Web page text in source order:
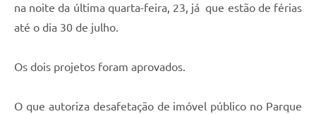
na noite da última quarta-feira, 23, já que estão de férias
até o dia 30 de julho.
Os dois projetos foram aprovados.
O que autoriza desafetação de imóvel público no Parque